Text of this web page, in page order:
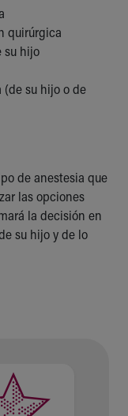
quirúrgica
su hijo
(de su hijo o de
de anestesia que
las opciones
la decisión en
su hijo y de lo